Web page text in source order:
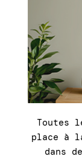
Toutes
place à
dans